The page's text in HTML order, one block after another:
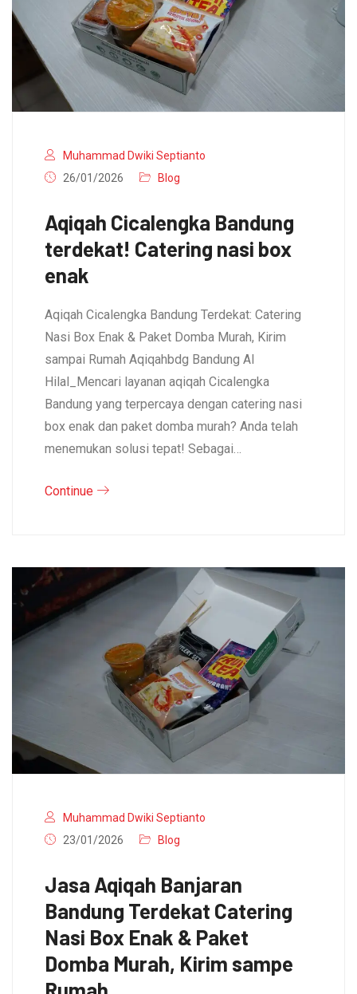
Muhammad Dwiki Septianto
26/01/2026
Blog
Aqiqah Cicalengka Bandung
terdekat! Catering nasi box
enak
Aqiqah Cicalengka Bandung Terdekat: Catering
Nasi Box Enak & Paket Domba Murah, Kirim
sampai Rumah Aqiqahbdg Bandung Al
Hilal_Mencari layanan aqiqah Cicalengka
Bandung yang terpercaya dengan catering nasi
box enak dan paket domba murah? Anda telah
menemukan solusi tepat! Sebagai…
Continue
Muhammad Dwiki Septianto
23/01/2026
Blog
Jasa Aqiqah Banjaran
Bandung Terdekat Catering
Nasi Box Enak & Paket
Domba Murah, Kirim sampe